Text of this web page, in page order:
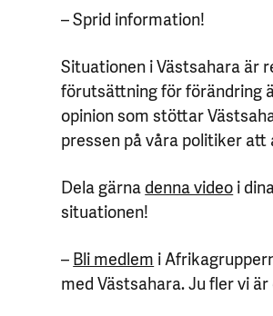
– Sprid information!
Situationen i Västsahara är
förutsättning för förändring
opinion som stöttar
pressen på våra politiker att
Dela gärnadenna videoi
situationen!
–Bli medlem i
med Västsahara. Ju fler vi